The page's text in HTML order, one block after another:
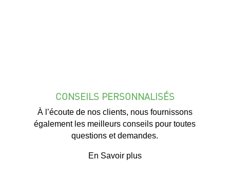
CONSEILS PERSONNALISÉS
À l’écoute de nos clients, nous fournissons
également les meilleurs conseils pour toutes
questions et demandes.
En Savoir plus